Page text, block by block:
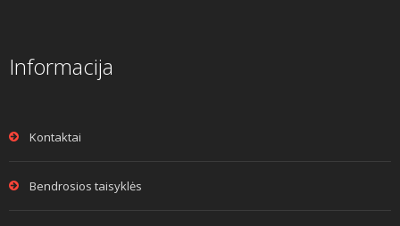
Informacija
Kontaktai
Bendrosios taisyklės